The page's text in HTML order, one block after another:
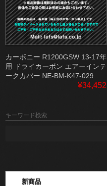
カーボニー R1200GSW 13-17年
用 ドライカーボン エアーインテ
ークカバー NE-BM-K47-029
¥34,452
キーワード検索
新商品